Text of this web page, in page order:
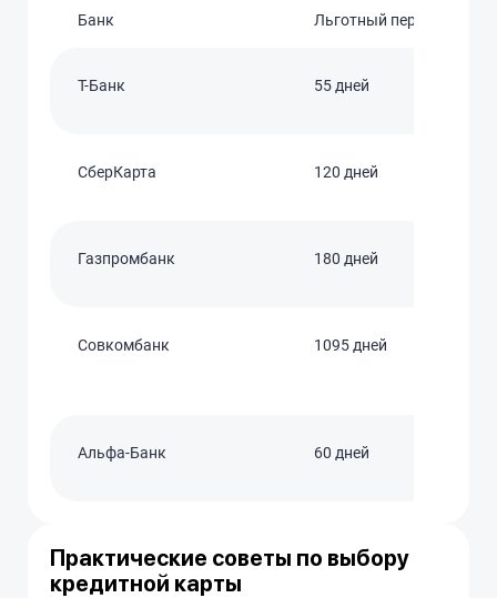
Банк Льготный период
Т-Банк 55 дней
СберКарта 120 дней
Газпромбанк 180 дней
Совкомбанк 1095 дней
Альфа-Банк 60 дней
Практические советы по выбору
кредитной карты